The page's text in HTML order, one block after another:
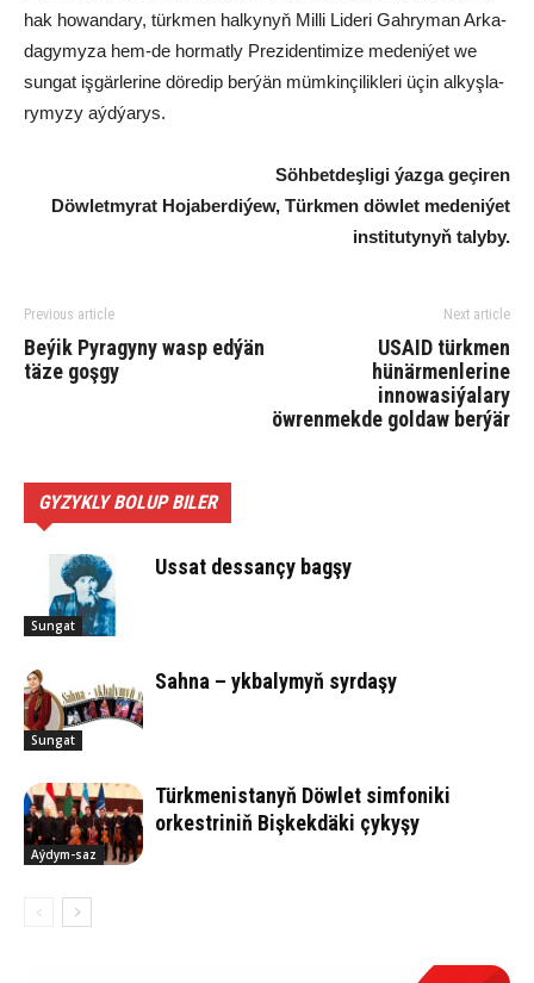
hak ho­wan­da­ry, türk­men hal­ky­nyň Mil­li Li­de­ri Gah­ry­man Ar­ka­
da­gy­my­za hem-de hor­mat­ly Pre­zi­den­ti­mi­ze me­de­ni­ýet we
sun­gat iş­gär­le­ri­ne dö­redip ber­ýän müm­kin­çi­lik­le­ri üçin al­kyş­la­
ry­my­zy aýd­ýa­rys.
Söh­bet­deş­li­gi ýaz­ga ge­çi­ren
Döw­let­my­rat Ho­ja­ber­di­ýew, Türk­men döw­let me­de­ni­ýet
ins­ti­tu­ty­nyň ta­ly­by.
Previous article
Be­ýik Py­ra­gy­ny wasp ed­ýän
tä­ze goş­gy
Next article
USAID türkmen
hünärmenlerine
innowasiýalary
öwrenmekde goldaw berýär
GYZYKLY BOLUP BILER
Sungat
Ussat des­san­çy bag­şy
Sungat
Sahna – ykbalymyň syrdaşy
Aýdym-saz
Türkmenistanyň Döwlet simfoniki
orkestriniň Bişkekdäki çykyşy